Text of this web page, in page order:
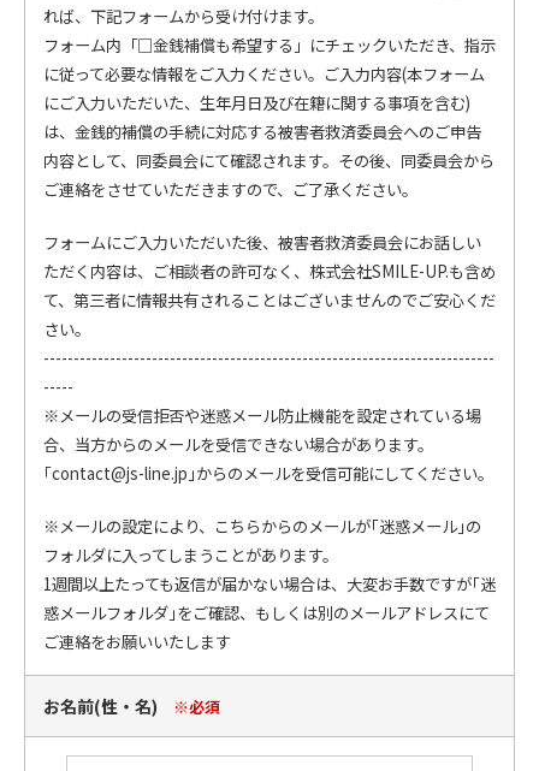
れば、下記フォームから受け付けます。
フォーム内「□金銭補償も希望する」にチェックいただき、指示
に従って必要な情報をご入力ください。ご入力内容(本フォーム
にご入力いただいた、生年月日及び在籍に関する事項を含む)
は、金銭的補償の手続に対応する被害者救済委員会へのご申告
内容として、同委員会にて確認されます。その後、同委員会から
ご連絡をさせていただきますので、ご了承ください。
フォームにご入力いただいた後、被害者救済委員会にお話しい
ただく内容は、ご相談者の許可なく、株式会社SMILE-UP.も含め
て、第三者に情報共有されることはございませんのでご安心くだ
さい。
---------------------------------------------------------------------------
-----
※メールの受信拒否や迷惑メール防止機能を設定されている場
合、当方からのメールを受信できない場合があります。
｢contact@js-line.jp ｣からのメールを受信可能にしてください。
※メールの設定により、こちらからのメールが｢迷惑メール｣の
フォルダに入ってしまうことがあります。
1週間以上たっても返信が届かない場合は、大変お手数ですが｢迷
惑メールフォルダ｣をご確認、もしくは別のメールアドレスにて
ご連絡をお願いいたします
お名前(性・名) ※必須